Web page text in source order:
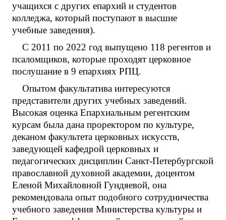
учащихся с других епархий и студентов
колледжа, который поступают в высшие
учебные заведения).
С 2011 по 2022 год выпущено 118 регентов и
псаломщиков, которые проходят церковное
послушание в 9 епархиях РПЦ.
Опытом факультатива интересуются
представители других учебных заведений.
Высокая оценка Епархиальным регентским
курсам была дана проректором по культуре,
деканом факультета церковных искусств,
заведующей кафедрой церковных и
педагогических дисциплин Санкт-Петербургской
православной духовной академии, доцентом
Еленой Михайловной Гундяевой, она
рекомендовала опыт подобного сотрудничества
учебного заведения Министерства культуры и